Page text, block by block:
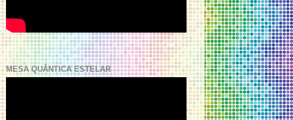
MESA QUÂNTICA ESTELAR